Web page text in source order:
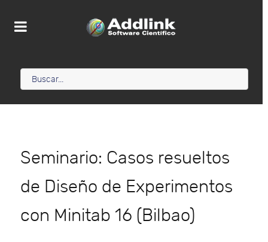
Seminario: Casos resueltos
de Diseño de Experimentos
con Minitab 16 (Bilbao)